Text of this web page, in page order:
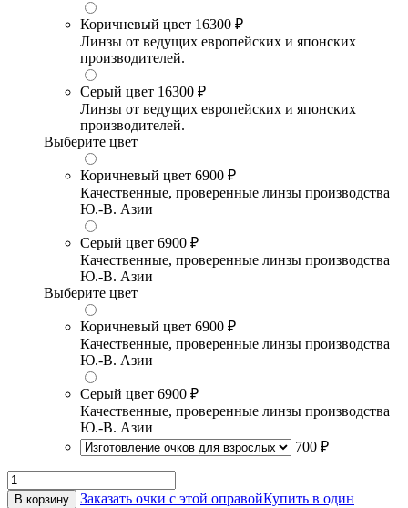
Коричневый цвет 16300 ₽
Линзы от ведущих европейских и японских
производителей.
Серый цвет 16300 ₽
Линзы от ведущих европейских и японских
производителей.
Выберите цвет
Коричневый цвет 6900 ₽
Качественные, проверенные линзы производства
Ю.-В. Азии
Серый цвет 6900 ₽
Качественные, проверенные линзы производства
Ю.-В. Азии
Выберите цвет
Коричневый цвет 6900 ₽
Качественные, проверенные линзы производства
Ю.-В. Азии
Серый цвет 6900 ₽
Качественные, проверенные линзы производства
Ю.-В. Азии
700 ₽
В корзину Заказать очки с этой оправойКупить в один